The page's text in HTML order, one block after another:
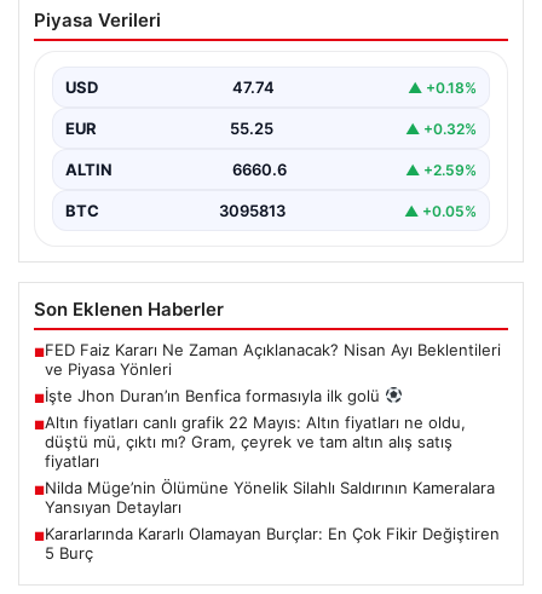
ilk golü
Piyasa Verileri
USD 47.74 ▲ +0.18%
EUR 55.25 ▲ +0.32%
ALTIN 6660.6 ▲ +2.59%
BTC 3095813 ▲ +0.05%
Son Eklenen Haberler
■FED Faiz Kararı Ne Zaman Açıklanacak? Nisan Ayı Beklentileri
ve Piyasa Yönleri
■İşte Jhon Duran’ın Benfica formasıyla ilk golü
■Altın fiyatları canlı grafik 22 Mayıs: Altın fiyatları ne oldu,
düştü mü, çıktı mı? Gram, çeyrek ve tam altın alış satış
fiyatları
■Nilda Müge’nin Ölümüne Yönelik Silahlı Saldırının Kameralara
Yansıyan Detayları
■Kararlarında Kararlı Olamayan Burçlar: En Çok Fikir Değiştiren
5 Burç